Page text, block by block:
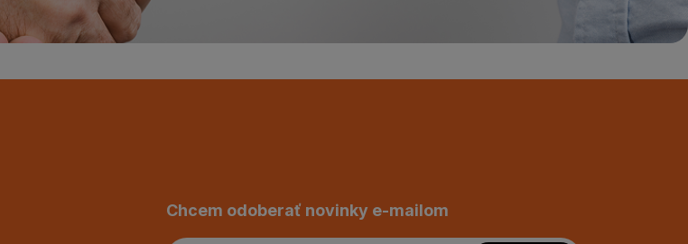
Chcem odoberať novinky e-mailom